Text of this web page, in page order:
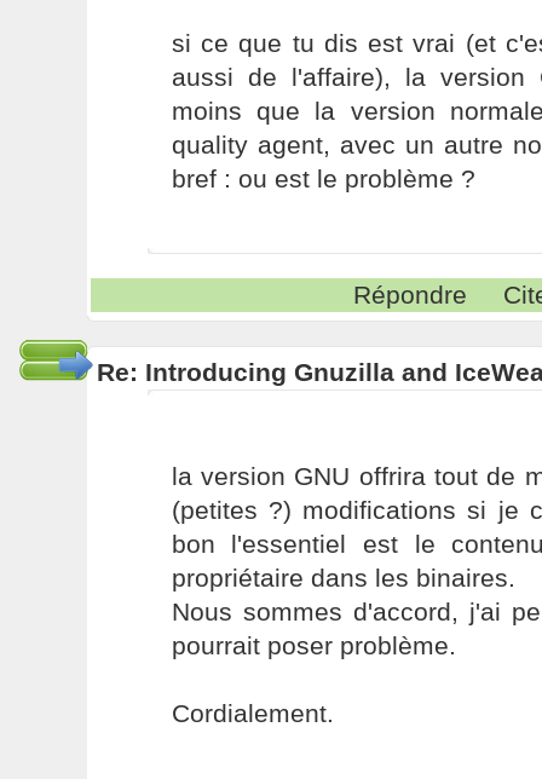
si ce que tu dis est vrai (et
aussi de l'affaire), la
moins que la version
quality agent, avec un autre
bref : ou est le problème ?
Répondre
Re: Introducing Gnuzilla and
la version GNU offrira tout de
(petites ?) modifications si je
bon l'essentiel est le
propriétaire dans les binaires.
Nous sommes d'accord, j'ai
pourrait poser problème.
Cordialement.